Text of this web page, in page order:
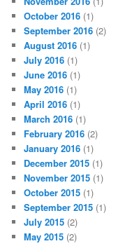
October 2016 (1)
September 2016 (2)
August 2016 (1)
July 2016 (1)
June 2016 (1)
May 2016 (1)
April 2016 (1)
March 2016 (1)
February 2016 (2)
January 2016 (1)
December 2015 (1)
November 2015 (1)
October 2015 (1)
September 2015 (1)
July 2015 (2)
May 2015 (2)